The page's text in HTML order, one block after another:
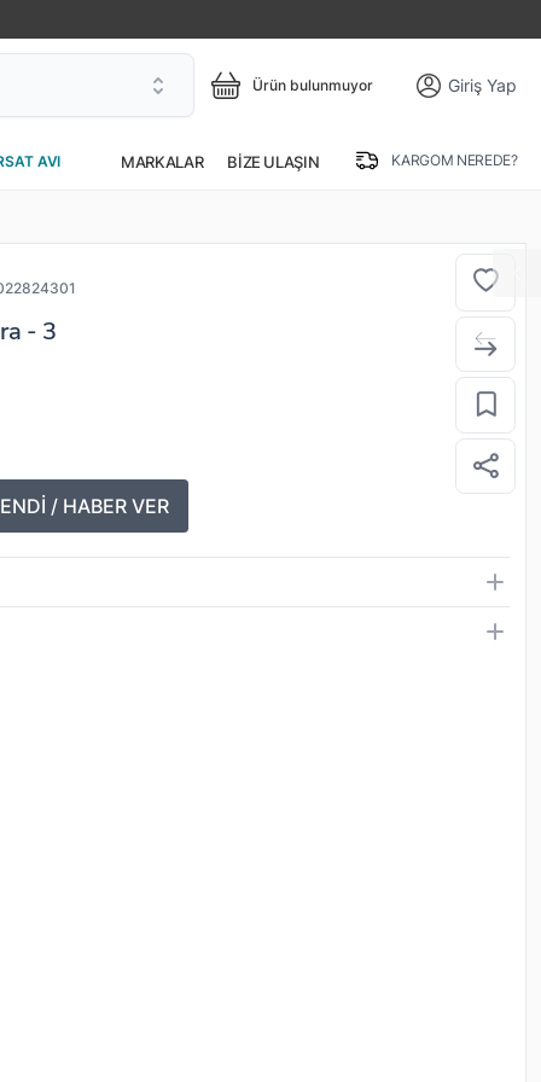
Ürün bulunmuyor Giriş Yap
AVI MARKALAR BIZE ULAŞIN KARGOM NEREDE?
- 3
/ HABER VER